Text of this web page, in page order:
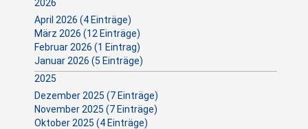
2026
April 2026 (4 Einträge)
März 2026 (12 Einträge)
Februar 2026 (1 Eintrag)
Januar 2026 (5 Einträge)
2025
Dezember 2025 (7 Einträge)
November 2025 (7 Einträge)
Oktober 2025 (4 Einträge)